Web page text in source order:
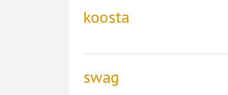
koosta
swag